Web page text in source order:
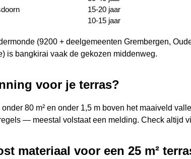
15-20 jaar
10-15 jaar
(9200 + deelgemeenten Grembergen,
is bangkirai vaak de gekozen middenweg.
voor je terras?
onder 80 m² en onder 1,5 m boven het maaiveld
— meestal volstaat een melding. Check altijd
materiaal voor een 25 m²